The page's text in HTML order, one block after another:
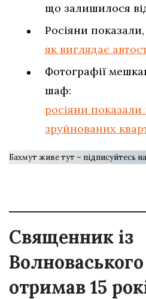
що залишилося
Росіяни показали,
як виглядає
Фотографії
шаф:
росіяни показали
зруйнованих
Бахмут живе тут – підписуйтесь
Священник із
отримав 15